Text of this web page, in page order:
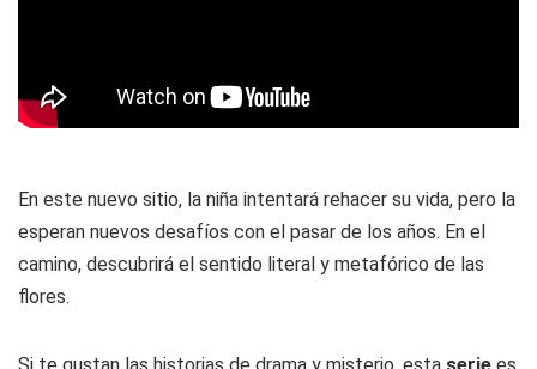
En este nuevo sitio, la niña intentará rehacer su vida, pero la
esperan nuevos desafíos con el pasar de los años. En el
camino, descubrirá el sentido literal y metafórico de las
flores.